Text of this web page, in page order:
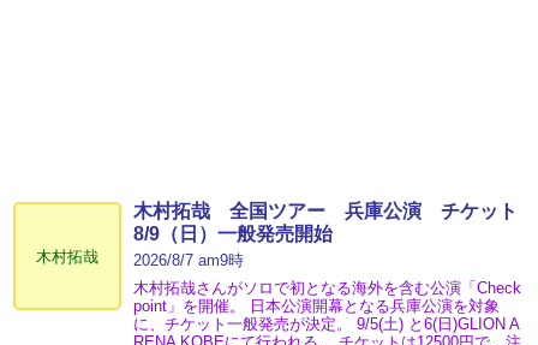
木村拓哉
木村拓哉 全国ツアー 兵庫公演 チケット
8/9（日）一般発売開始
2026/8/7 am9時
木村拓哉さんがソロで初となる海外を含む公演「Check
point」を開催。 日本公演開幕となる兵庫公演を対象
に、チケット一般発売が決定。 9/5(土) と6(日)GLION A